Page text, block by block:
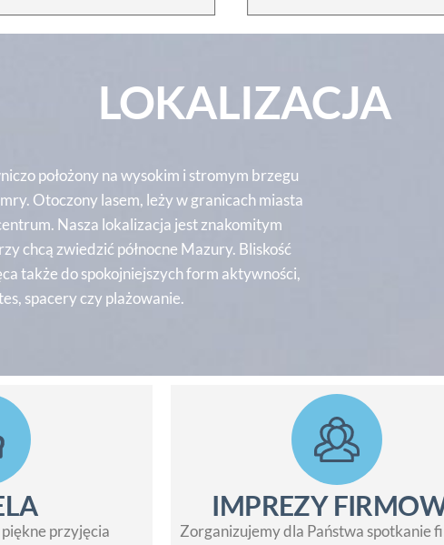
LOKALIZACJA
położony na wysokim i stromym brzegu
Otoczony lasem, leży w granicach miasta
Nasza lokalizacja jest znakomitym
chcą zwiedzić północne Mazury. Bliskość
także do spokojniejszych form aktywności,
spacery czy plażowanie.
przyjęcia
IMPREZY
Zorganizujemy dla Państwa spotkanie